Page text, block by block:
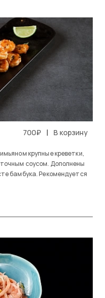
700₽ | В корзину
крупные креветки,
соусом. Дополнены
бамбука. Рекомендуется